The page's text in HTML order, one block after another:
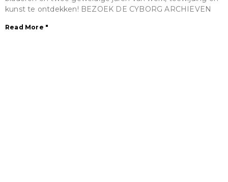
kunst te ontdekken! BEZOEK DE CYBORG ARCHIEVEN
Read More "